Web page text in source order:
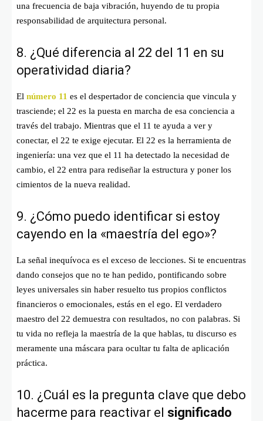
una frecuencia de baja vibración, huyendo de tu propia
responsabilidad de arquitectura personal.
8. ¿Qué diferencia al 22 del 11 en su
operatividad diaria?
El número 11 es el despertador de conciencia que vincula y
trasciende; el 22 es la puesta en marcha de esa conciencia a
través del trabajo. Mientras que el 11 te ayuda a ver y
conectar, el 22 te exige ejecutar. El 22 es la herramienta de
ingeniería: una vez que el 11 ha detectado la necesidad de
cambio, el 22 entra para rediseñar la estructura y poner los
cimientos de la nueva realidad.
9. ¿Cómo puedo identificar si estoy
cayendo en la «maestría del ego»?
La señal inequívoca es el exceso de lecciones. Si te encuentras
dando consejos que no te han pedido, pontificando sobre
leyes universales sin haber resuelto tus propios conflictos
financieros o emocionales, estás en el ego. El verdadero
maestro del 22 demuestra con resultados, no con palabras. Si
tu vida no refleja la maestría de la que hablas, tu discurso es
meramente una máscara para ocultar tu falta de aplicación
práctica.
10. ¿Cuál es la pregunta clave que debo
hacerme para reactivar el significado